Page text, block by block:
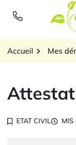
Accueil Mes
ETAT CIVIL MIS